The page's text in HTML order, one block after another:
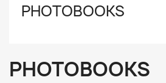
PHOTOBOOKS
PHOTOBOOKS